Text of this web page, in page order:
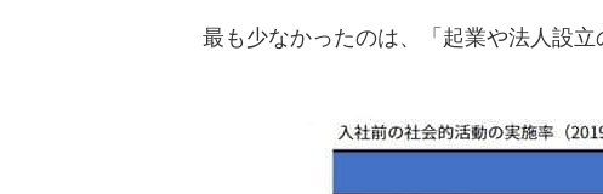
最も少なかったのは、「起業や法人設